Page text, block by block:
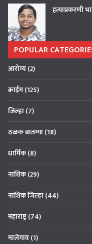
हत्याप्रकरणी
POPULAR
आरोग्य(2)
क्राईम(125)
जिल्हा(7)
ठळक बातम्या(18)
धार्मिक(8)
नाशिक(29)
नाशिक जिल्हा(44)
महाराष्ट्र(74)
मालेगाव(1)